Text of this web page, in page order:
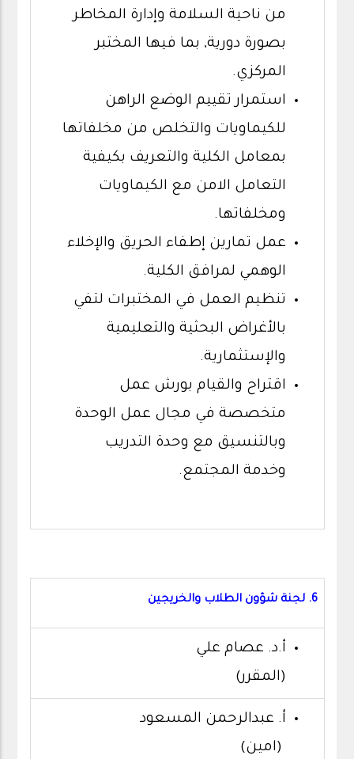
من ناحية السلامة وإدارة المخاطر
بصورة دورية, بما فيها المختبر
المركزي.
استمرار تقييم الوضع الراهن
للكيماويات والتخلص من مخلفاتها
بمعامل الكلية والتعريف بكيفية
التعامل الامن مع الكيماويات
ومخلفاتها.
عمل تمارين إطفاء الحريق والإخلاء
الوهمي لمرافق الكلية.
تنظيم العمل في المختبرات لتفي
بالأغراض البحثية والتعليمية
والإستثمارية.
اقتراح والقيام بورش عمل
متخصصة في مجال عمل الوحدة
وبالتنسيق مع وحدة التدريب
وخدمة المجتمع.
6. لجنة شؤون الطلاب والخريجين
أ.د. عصام علي
(المقرر)
أ. عبدالرحمن المسعود
(امين)